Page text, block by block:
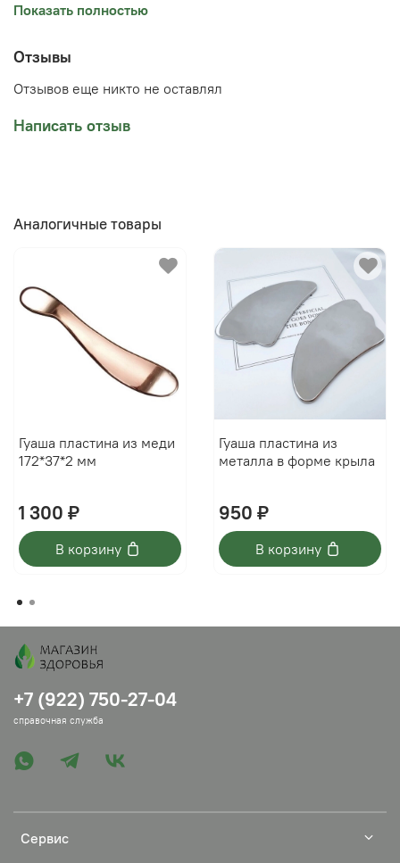
края также гладкие.
Показать полностью
Отзывы
Отзывов еще никто не оставлял
Написать отзыв
Аналогичные товары
Гуаша пластина из меди
172*37*2 мм
1 300 ₽
В корзину
Гуаша пластина из
металла в форме крыла
950 ₽
В корзину
Сервис
+7 (922) 750-27-04
справочная служба